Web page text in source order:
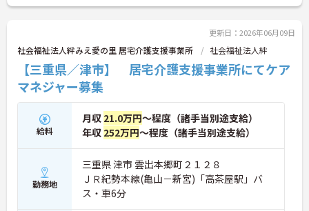
更新日：2026年06月09日
社会福祉法人絆みえ愛の里 居宅介護支援事業所 社会福祉法人絆
【三重県／津市】 居宅介護支援事業所にてケア
マネジャー募集
給料
月収 21.0万円～程度（諸手当別途支給）
年収 252万円～程度（諸手当別途支給）
勤務地
三重県 津市 雲出本郷町２１２８
ＪＲ紀勢本線(亀山－新宮)「高茶屋駅」バ
ス・車6分